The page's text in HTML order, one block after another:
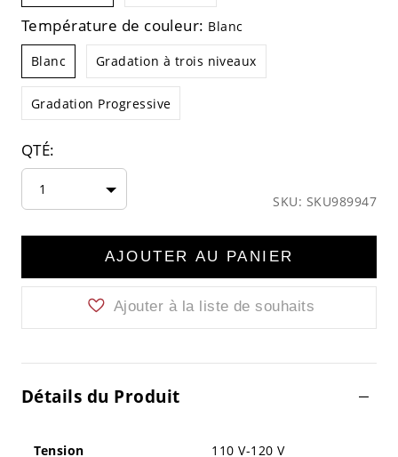
Température de couleur: Blanc
Blanc Gradation à trois niveaux
Gradation Progressive
QTÉ:
1
SKU: SKU989947
AJOUTER AU PANIER
Ajouter à la liste de souhaits
Détails du Produit
Tension 110 V-120 V